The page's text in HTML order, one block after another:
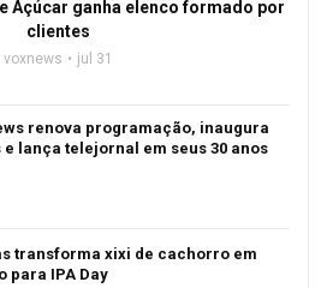
Açúcar ganha elenco formado por
clientes
voxnews jul 31
renova programação, inaugura
e lança telejornal em seus 30 anos
transforma xixi de cachorro em
para IPA Day